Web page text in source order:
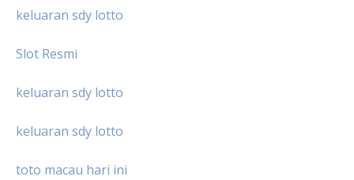
keluaran sdy lotto
Slot Resmi
keluaran sdy lotto
keluaran sdy lotto
toto macau hari ini